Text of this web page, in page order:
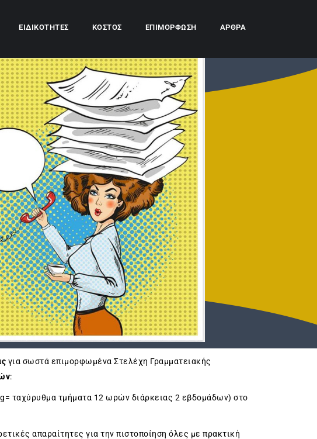
ΕΙΔΙΚΌΤΗΤΕΣ ΚΌΣΤΟΣ ΕΠΙΜΌΡΦΩΣΗ ΆΡΘΡΑ
για σωστά επιμορφωμένα Στελέχη Γραμματειακής
:
ταχύρυθμα τμήματα 12 ωρών διάρκειας 2 εβδομάδων) στο
απαραίτητες για την πιστοποίηση όλες με πρακτική